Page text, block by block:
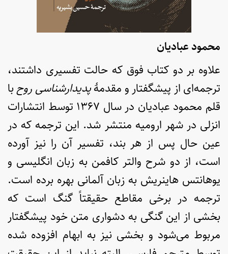
محمود عبادیان
علاوه بر دو کتاب فوق که حالت تفسیری داشتند،
ترجمه‌ای از پیشگفتار و مقدمۀپدیدارشناسی روحبا
قلم محمود عبادیان در سال ۱۳۶۷ توسط انتشارات
انزلی در شهر ارومیه منتشر شد. این ترجمه که در
عین حال پس از هر بند، تفسیر آن را نیز آورده
است، از دو شرح والتر کافمن به زبان انگلیسی و
یوهانتس هاینریش به زبان آلمانی بهره برده است.
ترجمه در برخی مقاطع حقیقتاً گنگ است که
بخشی از این گنگی به دشواری متن خود پیشگفتار
مربوط می‌شود و بخشی نیز به ابهام افزوده شده